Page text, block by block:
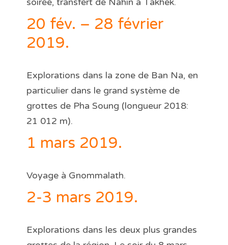
20 fév. – 28 février
2019.
Explorations dans la zone de Ban Na, en
particulier dans le grand système de
grottes de Pha Soung (longueur 2018:
21 012 m).
1 mars 2019.
Voyage à Gnommalath.
2-3 mars 2019.
Explorations dans les deux plus grandes